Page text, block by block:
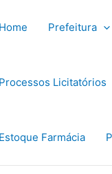
Home Prefeitura
Processos Licitatórios
Estoque Farmácia